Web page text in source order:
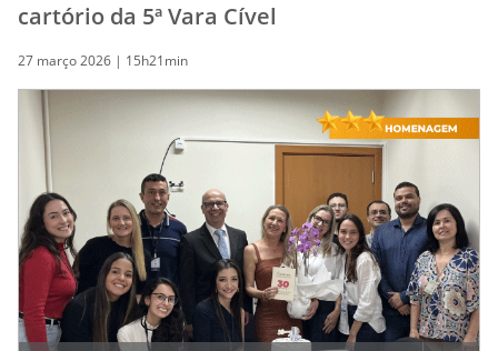
cartório da 5ª Vara Cível
27 março 2026 | 15h21min